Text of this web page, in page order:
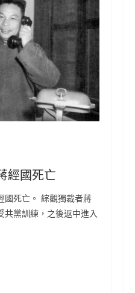
經國死亡
國死亡。 綜觀獨裁者蔣
共黨訓練，之後返中進入